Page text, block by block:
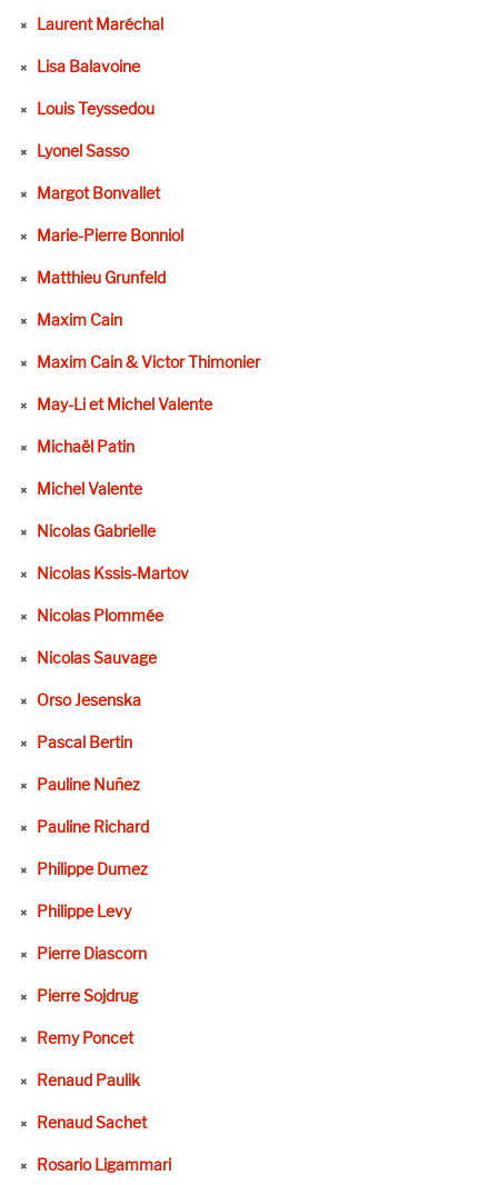
Laurent Maréchal
Lisa Balavoine
Louis Teyssedou
Lyonel Sasso
Margot Bonvallet
Marie-Pierre Bonniol
Matthieu Grunfeld
Maxim Cain
Maxim Cain & Victor Thimonier
May-Li et Michel Valente
Michaël Patin
Michel Valente
Nicolas Gabrielle
Nicolas Kssis-Martov
Nicolas Plommée
Nicolas Sauvage
Orso Jesenska
Pascal Bertin
Pauline Nuñez
Pauline Richard
Philippe Dumez
Philippe Levy
Pierre Diascorn
Pierre Sojdrug
Remy Poncet
Renaud Paulik
Renaud Sachet
Rosario Ligammari